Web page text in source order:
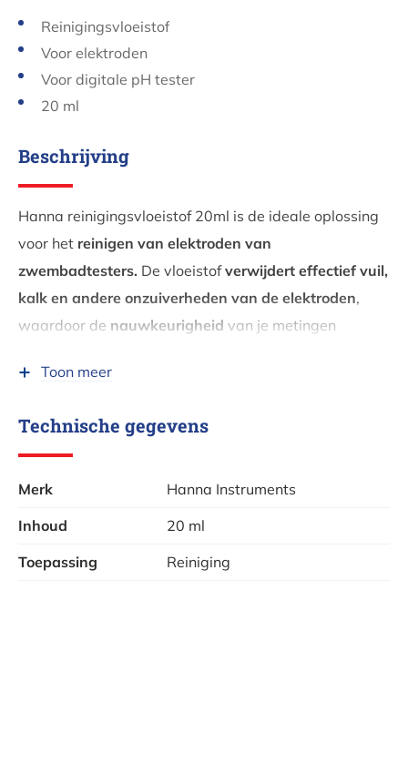
Reinigingsvloeistof
Voor elektroden
Voor digitale pH tester
20 ml
Beschrijving
Hanna reinigingsvloeistof 20ml is de ideale oplossing
voor het reinigen van elektroden van
zwembadtesters. De vloeistofverwijdert effectief vuil,
kalk en andere onzuiverheden van de elektroden,
waardoor de nauwkeurigheid van je metingen
zorg je ervoor dat je zwembadtester optimaal blijft
presteren, wat essentieel is voor het
Toon meer
Technische gegevens
Merk
Hanna Instruments
Inhoud
20 ml
Toepassing
Reiniging